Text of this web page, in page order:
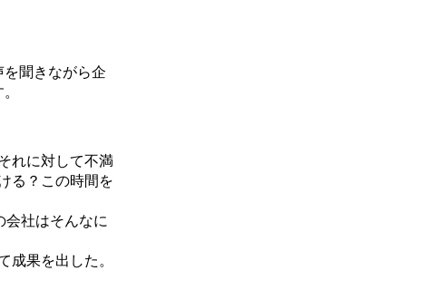
聞きながら企
れに対して不満
る？この時間を
社はそんなに
成果を出した。